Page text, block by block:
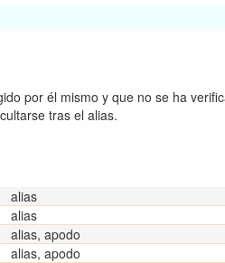
por él mismo y que no se ha
tras el alias.
alias
alias
alias, apodo
alias, apodo